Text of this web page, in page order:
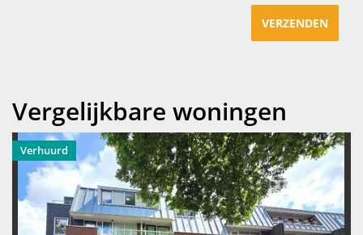
VERZENDEN
Vergelijkbare woningen
Verhuurd